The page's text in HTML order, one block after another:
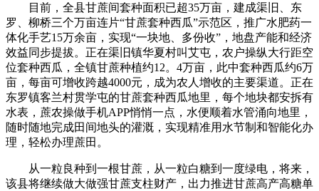
目前，全县甘蔗间套种面积已超35万亩，建成渠旧、东
罗、柳桥三个万亩连片“甘蔗套种西瓜”示范区，推广水肥药一
体化手艺15万余亩，实现“一块地、多份收”，地盘产能和经济
效益同步提拔。正在渠旧镇华夏村叫艾屯，农户操纵大行距空
位套种西瓜，全镇甘蔗种植约12。4万亩，此中套种西瓜约6万
亩，每亩可增收跨越4000元，成为农人增收的主要渠道。正在
东罗镇客兰村贯学屯的甘蔗套种西瓜地里，每个地块都安拆有
水表，蔗农操做手机APP悄悄一点，水便顺着水管涌向地里，
随时随地完成田间地头的灌溉，实现精准用水节制和智能化办
理，轻松办理蔗田。
从一粒良种到一根甘蔗，从一粒白糖到一度绿电，将来，
该县将继续做大做强甘蔗支柱财产，出力推进甘蔗高产高糖单